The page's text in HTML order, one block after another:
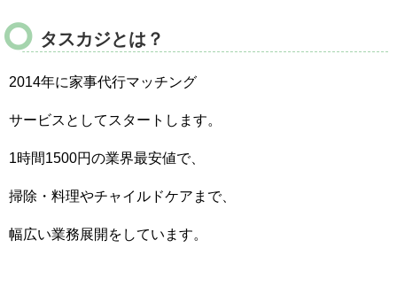
タスカジとは？
2014年に家事代行マッチング
サービスとしてスタートします。
1時間1500円の業界最安値で、
掃除・料理やチャイルドケアまで、
幅広い業務展開をしています。